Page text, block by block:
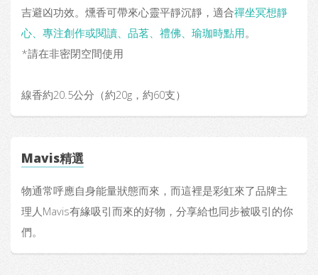
吉避凶功效。燻香可帶來心靈平靜沉靜，適合禪坐冥想靜
心、專注創作或閱讀、品茗、禮佛、瑜珈時點用。
*請在非密閉空間使用
線香約20.5公分（約20g，約60支）
Mavis精選
物通常呼應自身能量狀態而來，而這裡是彩虹來了品牌主
理人Mavis有緣吸引而來的好物，分享給也同步被吸引的你
們。